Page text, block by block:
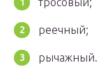
реечный;
рычажный.